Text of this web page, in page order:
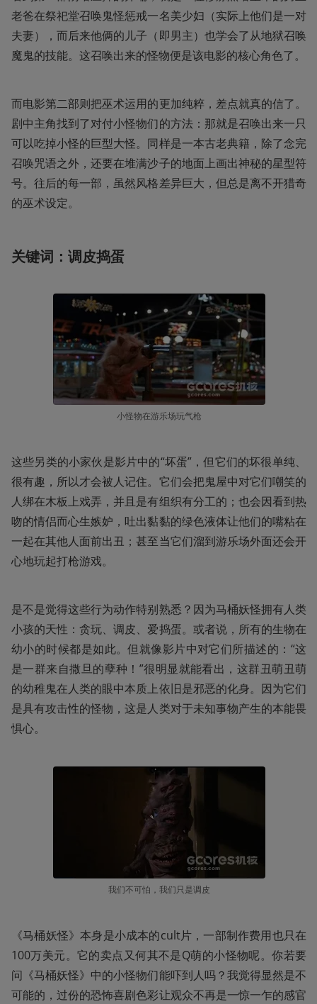
老爸在祭祀堂召唤鬼怪惩戒一名美少妇（实际上他们是一对
夫妻），而后来他俩的儿子（即男主）也学会了从地狱召唤
魔鬼的技能。这召唤出来的怪物便是该电影的核心角色了。
而电影第二部则把巫术运用的更加纯粹，差点就真的信了。
剧中主角找到了对付小怪物们的方法：那就是召唤出来一只
可以吃掉小怪的巨型大怪。同样是一本古老典籍，除了念完
召唤咒语之外，还要在堆满沙子的地面上画出神秘的星型符
号。往后的每一部，虽然风格差异巨大，但总是离不开猎奇
的巫术设定。
关键词：调皮捣蛋
小怪物在游乐场玩气枪
这些另类的小家伙是影片中的“坏蛋”，但它们的坏很单纯、
很有趣，所以才会被人记住。它们会把鬼屋中对它们嘲笑的
人绑在木板上戏弄，并且是有组织有分工的；也会因看到热
吻的情侣而心生嫉妒，吐出黏黏的绿色液体让他们的嘴粘在
一起在其他人面前出丑；甚至当它们溜到游乐场外面还会开
心地玩起打枪游戏。
是不是觉得这些行为动作特别熟悉？因为马桶妖怪拥有人类
小孩的天性：贪玩、调皮、爱捣蛋。或者说，所有的生物在
幼小的时候都是如此。但就像影片中对它们所描述的：“这
是一群来自撒旦的孽种！”很明显就能看出，这群丑萌丑萌
的幼稚鬼在人类的眼中本质上依旧是邪恶的化身。因为它们
是具有攻击性的怪物，这是人类对于未知事物产生的本能畏
惧心。
我们不可怕，我们只是调皮
《马桶妖怪》本身是小成本的cult片，一部制作费用也只在
100万美元。它的卖点又何其不是Q萌的小怪物呢。你若要
问《马桶妖怪》中的小怪物们能吓到人吗？我觉得显然是不
可能的，过份的恐怖喜剧色彩让观众不再是一惊一乍的感官